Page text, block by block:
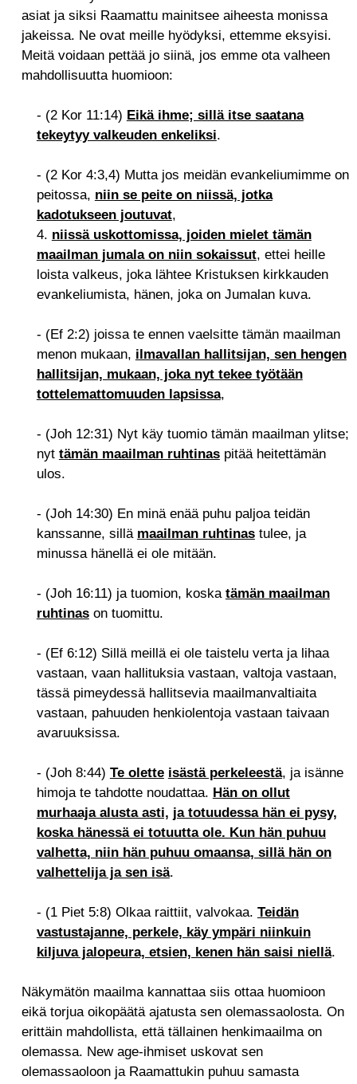
asiat ja siksi Raamattu mainitsee aiheesta monissa
jakeissa. Ne ovat meille hyödyksi, ettemme eksyisi.
Meitä voidaan pettää jo siinä, jos emme ota valheen
mahdollisuutta huomioon:
- (2 Kor 11:14) Eikä ihme; sillä itse saatana
tekeytyy valkeuden enkeliksi.
- (2 Kor 4:3,4) Mutta jos meidän evankeliumimme on
peitossa, niin se peite on niissä, jotka
kadotukseen joutuvat,
4. niissä uskottomissa, joiden mielet tämän
maailman jumala on niin sokaissut, ettei heille
loista valkeus, joka lähtee Kristuksen kirkkauden
evankeliumista, hänen, joka on Jumalan kuva.
- (Ef 2:2) joissa te ennen vaelsitte tämän maailman
menon mukaan, ilmavallan hallitsijan, sen hengen
hallitsijan, mukaan, joka nyt tekee työtään
tottelemattomuuden lapsissa,
- (Joh 12:31) Nyt käy tuomio tämän maailman ylitse;
nyt tämän maailman ruhtinaspitää heitettämän
ulos.
- (Joh 14:30) En minä enää puhu paljoa teidän
kanssanne, sillä maailman ruhtinastulee, ja
minussa hänellä ei ole mitään.
- (Joh 16:11) ja tuomion, koska tämän maailman
ruhtinason tuomittu.
- (Ef 6:12) Sillä meillä ei ole taistelu verta ja lihaa
vastaan, vaan hallituksia vastaan, valtoja vastaan,
tässä pimeydessä hallitsevia maailmanvaltiaita
vastaan, pahuuden henkiolentoja vastaan taivaan
avaruuksissa.
- (Joh 8:44) Te olette isästä perkeleestä, ja isänne
himoja te tahdotte noudattaa. Hän on ollut
murhaaja alusta asti, ja totuudessa hän ei pysy,
koska hänessä ei totuutta ole. Kun hän puhuu
valhetta, niin hän puhuu omaansa, sillä hän on
valhettelija ja sen isä.
- (1 Piet 5:8) Olkaa raittiit, valvokaa. Teidän
vastustajanne, perkele, käy ympäri niinkuin
kiljuva jalopeura, etsien, kenen hän saisi niellä.
Näkymätön maailma kannattaa siis ottaa huomioon
eikä torjua oikopäätä ajatusta sen olemassaolosta. On
erittäin mahdollista, että tällainen henkimaailma on
olemassa. New age-ihmiset uskovat sen
olemassaoloon ja Raamattukin puhuu samasta